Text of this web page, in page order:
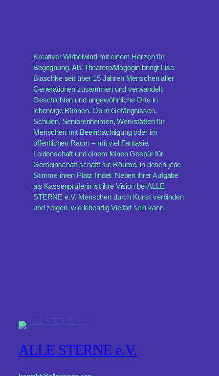
Kreativer Wirbelwind mit einem Herzen für
Begegnung. Als Theaterpädagogin bringt Lisa
Blaschke seit über 15 Jahren Menschen aller
Generationen zusammen und verwandelt
Geschichten und ungewöhnliche Orte in
lebendige Bühnen. Ob in Gefängnissen,
Schulen, Seniorenheimen, Werkstätten für
Menschen mit Beeinträchtigung oder im
öffentlichen Raum – mit viel Fantasie,
Leidenschaft und einem feinen Gespür für
Gemeinschaft schafft sie Räume, in denen jede
Stimme ihren Platz findet. Neben ihrer Aufgabe
als Kassenprüferin ist ihre Vision bei ALLE
STERNE e.V. Menschen durch Kunst verbinden
und zeigen, wie lebendig Vielfalt sein kann.
ALLE STERNE e.V.